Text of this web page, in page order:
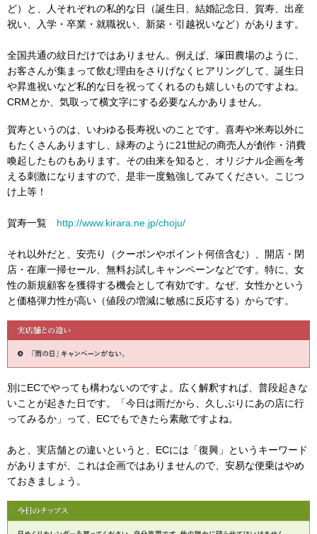
ど）と、人それぞれの私的な日（誕生日、結婚記念日、賀寿、出産
祝い、入学・卒業・就職祝い、新築・引越祝いなど）があります。
全国共通の紋日だけではありません。例えば、塚田農場のように、
お客さんが集まって飲む理由をさりげなくヒアリングして、誕生日
や昇進祝いなど私的な日を祝ってくれるのも嬉しいものですよね。
CRMとか、気取って横文字にする必要なんかありません。
賀寿というのは、いわゆる長寿祝いのことです。喜寿や米寿以外に
もたくさんありますし、緑寿のように21世紀の商売人が創作・消費
喚起したものもあります。その由来を知ると、オリジナル企画を考
える刺激になりますので、是非一度勉強してみてください。こじつ
け上等！
賀寿一覧 http://www.kirara.ne.jp/choju/
それ以外だと、安売り（クーポンやポイント何倍含む）、開店・閉
店・在庫一掃セール、無料お試しキャンペーンなどです。特に、女
性の新規顧客を獲得する機会として有効です。なぜ、女性かという
と価格弾力性が高い（値段の増減に敏感に反応する）からです。
別にECでやっても構わないのですよ。広く解釈すれば、普段起きな
いことが起きた日です。「今日は雨だから、久しぶりにあの店に行
ってみるか」って、ECでもできたら素敵ですよね。
あと、実店舗との違いというと、ECには「復興」というキーワード
がありますが、これは企画ではありませんので、安易な便乗はやめ
ておきましょう。